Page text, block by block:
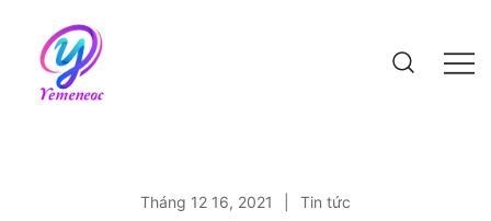
content
Tháng 12 16, 2021 Tin tức